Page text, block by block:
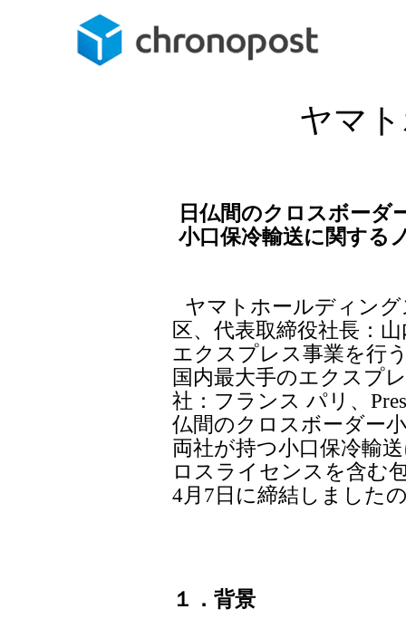
ヤマ
日仏間のクロスボーダ
小口保冷輸送に関する
ヤマトホールディン
区、代表取締役社長：
エクスプレス事業を行
国内最大手のエクスプ
社：フランス パリ、
仏間のクロスボーダー
両社が持つ小口保冷輸
ロスライセンスを含む
4月7日に締結しました
１．背景